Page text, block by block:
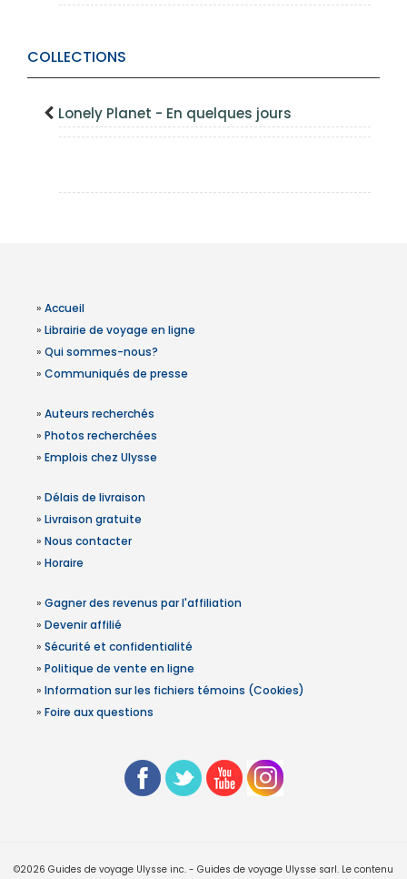
COLLECTIONS
Lonely Planet - En quelques jours
» Accueil
» Librairie de voyage en ligne
» Qui sommes-nous?
» Communiqués de presse
» Auteurs recherchés
» Photos recherchées
» Emplois chez Ulysse
» Délais de livraison
» Livraison gratuite
» Nous contacter
» Horaire
» Gagner des revenus par l'affiliation
» Devenir affilié
» Sécurité et confidentialité
» Politique de vente en ligne
» Information sur les fichiers témoins (Cookies)
» Foire aux questions
©2026 Guides de voyage Ulysse inc. - Guides de voyage Ulysse sarl. Le contenu